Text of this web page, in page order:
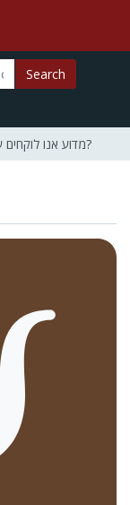
Search
Material Detail: מדוע אנו לוקחים על עצמנו מחויבות-יתר?